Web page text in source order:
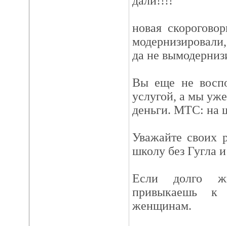
новая
да не
Вы еще не
услугой, а мы
деньги. МТС: на
Уважайте своих
школу без Гугла
Если долго
привыкаешь
женщинам.